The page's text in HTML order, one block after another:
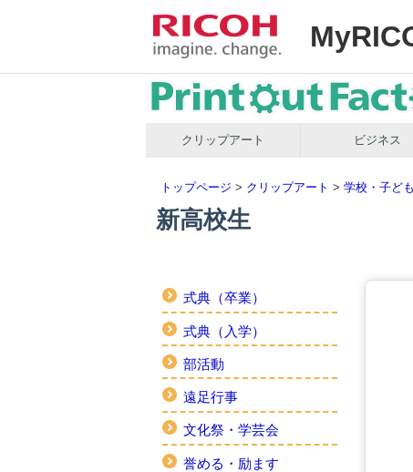
クリップアート ビジネス
トップページ > クリップアート > 学校・子ども
新高校生
式典（卒業）
式典（入学）
部活動
遠足行事
文化祭・学芸会
誉める・励ます